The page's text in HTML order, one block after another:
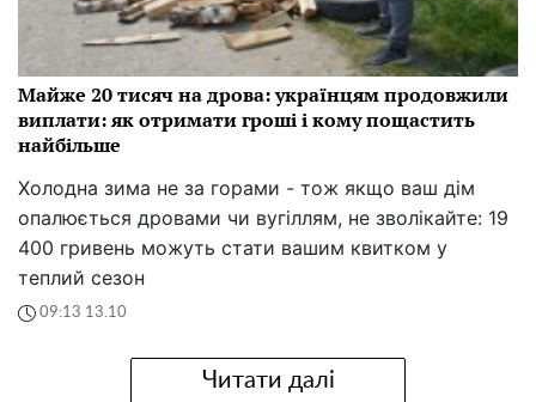
Майже 20 тисяч на дрова: українцям продовжили
виплати: як отримати гроші і кому пощастить
найбільше
Холодна зима не за горами - тож якщо ваш дім
опалюється дровами чи вугіллям, не зволікайте: 19
400 гривень можуть стати вашим квитком у
теплий сезон
09:13 13.10
Читати далі